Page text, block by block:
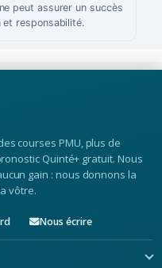
peut assurer un succès
et responsabilité.
courses PMU, plus de
Quinté+ gratuit. Nous
gain : nous donnons la
vôtre.
Nous écrire